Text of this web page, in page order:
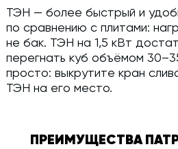
ТЭН — более быстрый и
по сравнению с плитами:
не бак. ТЭН на 1,5 кВт
перегнать куб объёмом
просто: выкрутите кран
ТЭН на его место.
ПРЕИМУЩЕСТВА